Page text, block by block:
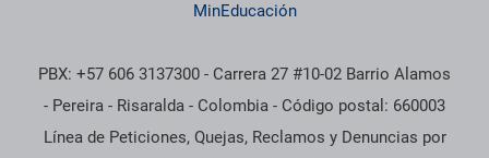
MinEducación
PBX: +57 606 3137300 - Carrera 27 #10-02 Barrio Alamos
- Pereira - Risaralda - Colombia - Código postal: 660003
Línea de Peticiones, Quejas, Reclamos y Denuncias por